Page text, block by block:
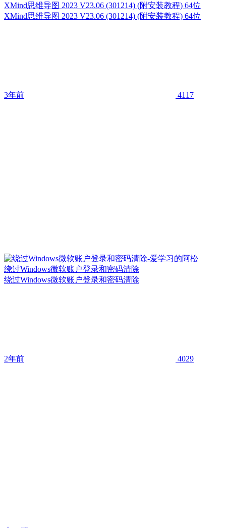
XMind思维导图 2023 V23.06 (301214) (附安装教程) 64位
XMind思维导图 2023 V23.06 (301214) (附安装教程) 64位
3年前 4117
绕过Windows微软账户登录和密码清除
绕过Windows微软账户登录和密码清除
2年前 4029